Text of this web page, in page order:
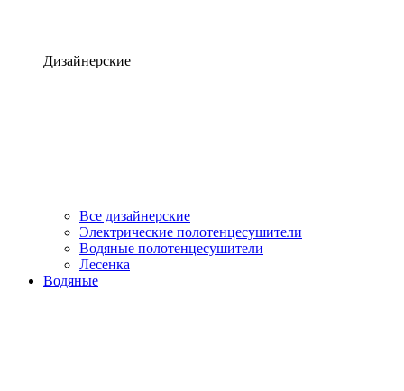
Дизайнерские
Все дизайнерские
Электрические полотенцесушители
Водяные полотенцесушители
Лесенка
Водяные